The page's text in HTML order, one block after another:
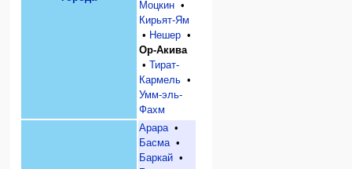
Моцкин •
Кирьят-Ям
• Нешер •
Ор-Акива
•Тират-
Кармель •
Умм-эль-
Фахм
Арара •
Басма •
Баркай •